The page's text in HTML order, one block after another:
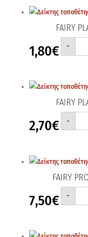
FAIRY
1,80€ -
FAIRY
2,70€ -
FAIRY
7,50€ -